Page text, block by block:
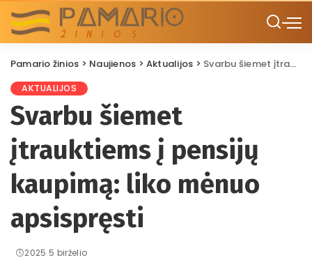
Pamario žinios > Naujienos >Aktualijos > Svarbu šiemet įtrauktiems į pensijų kaupimą: liko mėnuo apsispręsti
AKTUALIJOS
Svarbu šiemet
įtrauktiems į pensijų
kaupimą: liko mėnuo
apsispręsti
2025 5 birželio